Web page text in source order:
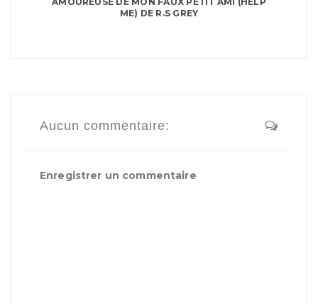
ME) DE R.S GREY
Aucun commentaire:
Enregistrer un commentaire